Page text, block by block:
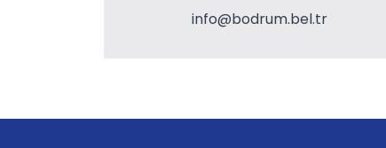
info@bodrum.bel.tr